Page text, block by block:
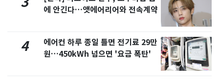
에 안긴다…앳에어리어와 전속계약
4
에어컨 하루 종일 틀면 전기료 29만
원…450kWh 넘으면 '요금 폭탄'